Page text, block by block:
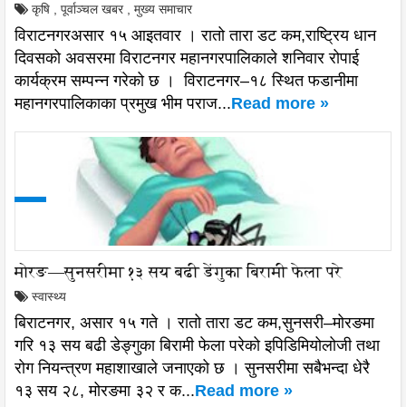
कृषि पूर्वाञ्चल खबर मुख्य समाचार
विराटनगरअसार १५ आइतवार । रातो तारा डट कम,राष्ट्रिय धान
दिवसको अवसरमा विराटनगर महानगरपालिकाले शनिवार रोपाई
कार्यक्रम सम्पन्न गरेको छ । विराटनगर–१८ स्थित फडानीमा
महानगरपालिकाका प्रमुख भीम पराज...Read more »
मोरङ—सुनसरीमा १३ सय बढी डेंगुका बिरामी फेला परे
स्वास्थ्य
बिराटनगर, असार १५ गते । रातो तारा डट कम,सुनसरी–मोरङमा
गरि १३ सय बढी डेङ्गुका बिरामी फेला परेको इपिडिमियोलोजी तथा
रोग नियन्त्रण महाशाखाले जनाएको छ । सुनसरीमा सबैभन्दा धेरै
१३ सय २८, मोरङमा ३२ र क...Read more »